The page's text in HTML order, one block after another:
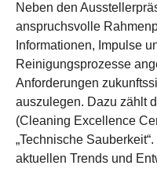
Neben den
anspruchsvolle
Informationen, Impulse
Reinigungsprozesse
Anforderungen
auszulegen. Dazu zählt
(Cleaning Excellence
„Technische
aktuellen Trends und